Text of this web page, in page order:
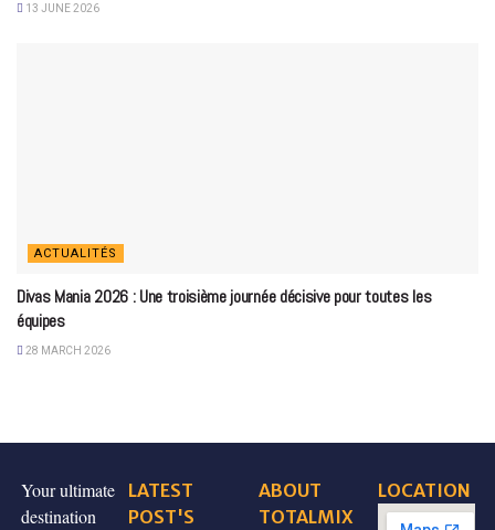
13 JUNE 2026
ACTUALITÉS
Divas Mania 2026 : Une troisième journée décisive pour toutes les
équipes
28 MARCH 2026
Your ultimate
destination
LATEST
POST'S
ABOUT
TOTALMIX
LOCATION